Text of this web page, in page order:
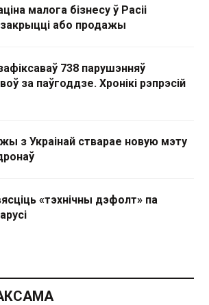
малога бізнесу ў Расіі
або продажы
738 парушэнняў
за паўгоддзе. Хронікі рэпрэсій
з Украінай стварае новую мэту
«тэхнічны дэфолт» па